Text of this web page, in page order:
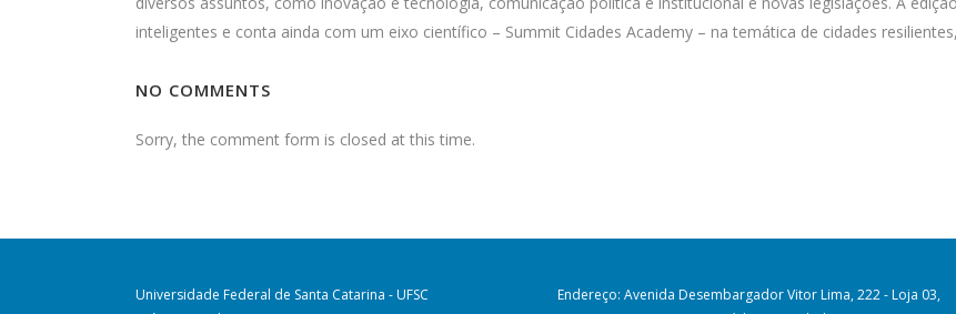
inteligentes e conta ainda com um eixo científico – Summit Cidades Academy – na temática de cidades
NO COMMENTS
Sorry, the comment form is closed at this time.
Universidade Federal de Santa Catarina - UFSC
Endereço: Avenida Desembargador Vitor Lima, 222 - Loja 03,